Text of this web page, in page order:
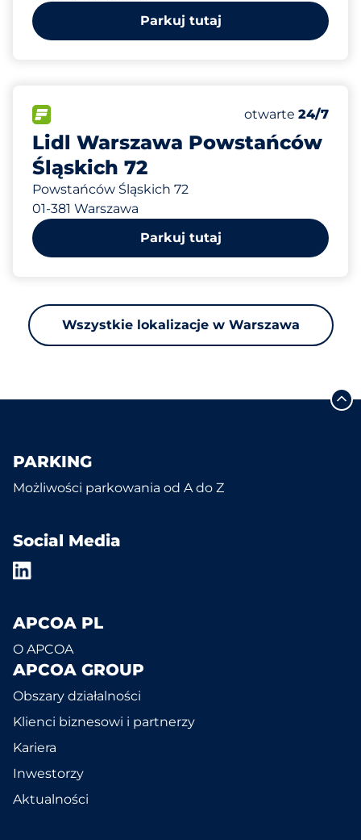
Parkuj tutaj
Lidl Warszawa Powstańców
Śląskich 72
Powstańców Śląskich 72
01-381 Warszawa
Liczba miejsc
Całkowita
otwarte 24/7
791 m
Parkuj tutaj
Wszystkie lokalizacje w Warszawa
PARKING
Możliwości parkowania od A do Z
Social Media
APCOA PL
O APCOA
APCOA GROUP
Obszary działalności
Klienci biznesowi i partnerzy
Kariera
Inwestorzy
Aktualności